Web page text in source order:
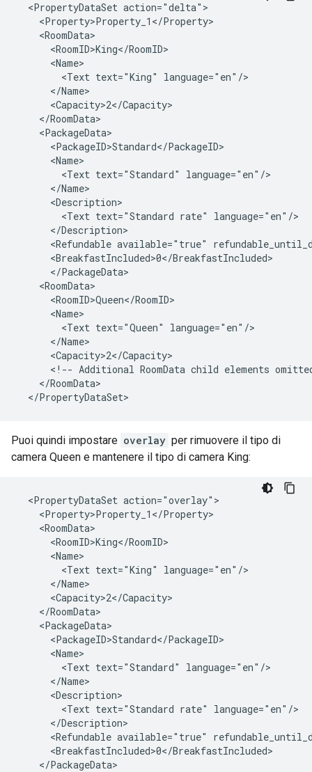
  <PropertyDataSet action="delta">
    <Property>Property_1</Property>
    <RoomData>
      <RoomID>King</RoomID>
      <Name>
        <Text text="King" language="en"/>
      </Name>
      <Capacity>2</Capacity>
    </RoomData>
    <PackageData>
      <PackageID>Standard</PackageID>
      <Name>
        <Text text="Standard" language="en"/>
      </Name>
      <Description>
        <Text text="Standard rate" language="en"/>
      </Description>
<Refundable available="true"
      <BreakfastIncluded>0</BreakfastIncluded>
      </PackageData>
    <RoomData>
      <RoomID>Queen</RoomID>
      <Name>
        <Text text="Queen" language="en"/>
      </Name>
      <Capacity>2</Capacity>
<!-- Additional RoomData child elements
    </RoomData>
Puoi quindi impostare overlay per rimuovere il tipo di
camera Queen e mantenere il tipo di camera King:
  <PropertyDataSet action="overlay">
    <Property>Property_1</Property>
    <RoomData>
      <RoomID>King</RoomID>
      <Name>
        <Text text="King" language="en"/>
      </Name>
      <Capacity>2</Capacity>
    </RoomData>
    <PackageData>
      <PackageID>Standard</PackageID>
      <Name>
        <Text text="Standard" language="en"/>
      </Name>
      <Description>
        <Text text="Standard rate" language="en"/>
      </Description>
<Refundable available="true"
      <BreakfastIncluded>0</BreakfastIncluded>
    </PackageData>